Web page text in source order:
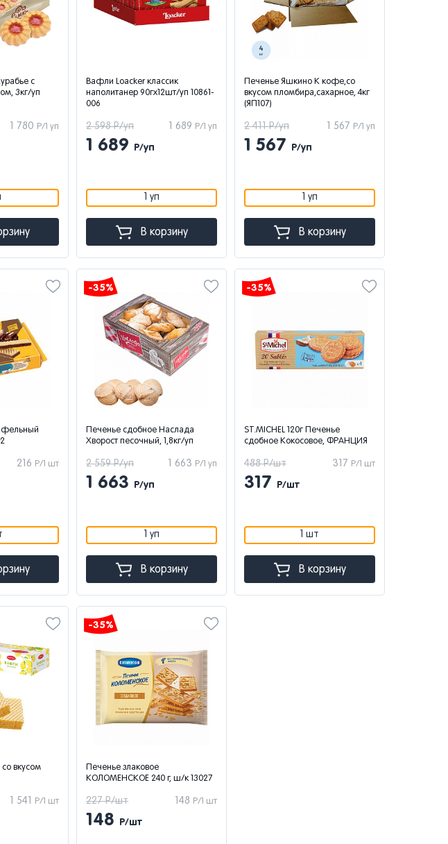
с
3кг/уп
1 780 Р/1 уп
Вафли Loacker классик
наполитанер 90гx12шт/уп 10861-
006
1 689 Р/1 уп
2 598 Р/уп
1 689 Р/уп
1 уп
В корзину
Печенье Яшкино К кофе,со
вкусом пломбира,сахарное, 4кг
(ЯП107)
1 567 Р/1 уп
2 411 Р/уп
1 567 Р/уп
1 уп
В корзину
216 Р/1 шт
-35%
Печенье сдобное Наслада
Хворост песочный, 1,8кг/уп
1 663 Р/1 уп
2 559 Р/уп
1 663 Р/уп
1 уп
В корзину
-35%
ST.MICHEL 120г Печенье
сдобное Кокосовое, ФРАНЦИЯ
317 Р/1 шт
488 Р/шт
317 Р/шт
1 шт
В корзину
вкусом
1 541 Р/1 шт
-35%
Печенье злаковое
КОЛОМЕНСКОЕ 240 г, ш/к 13027
148 Р/1 шт
227 Р/шт
148 Р/шт